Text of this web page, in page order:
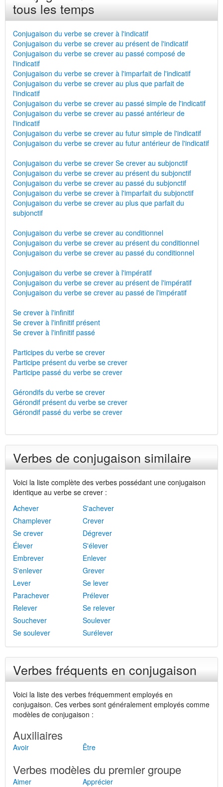
tous les temps
Conjugaison du verbe se crever à l'indicatif
Conjugaison du verbe se crever au présent de l'indicatif
Conjugaison du verbe se crever au passé composé de
l'indicatif
Conjugaison du verbe se crever à l'imparfait de l'indicatif
Conjugaison du verbe se crever au plus que parfait de
l'indicatif
Conjugaison du verbe se crever au passé simple de l'indicatif
Conjugaison du verbe se crever au passé antérieur de
l'indicatif
Conjugaison du verbe se crever au futur simple de l'indicatif
Conjugaison du verbe se crever au futur antérieur de l'indicatif
Conjugaison du verbe se crever Se crever au subjonctif
Conjugaison du verbe se crever au présent du subjonctif
Conjugaison du verbe se crever au passé du subjonctif
Conjugaison du verbe se crever à l'imparfait du subjonctif
Conjugaison du verbe se crever au plus que parfait du
subjonctif
Conjugaison du verbe se crever au conditionnel
Conjugaison du verbe se crever au présent du conditionnel
Conjugaison du verbe se crever au passé du conditionnel
Conjugaison du verbe se crever à l'impératif
Conjugaison du verbe se crever au présent de l'impératif
Conjugaison du verbe se crever au passé de l'impératif
Se crever à l'infinitif
Se crever à l'infinitif présent
Se crever à l'infinitif passé
Participes du verbe se crever
Participe présent du verbe se crever
Participe passé du verbe se crever
Gérondifs du verbe se crever
Gérondif présent du verbe se crever
Gérondif passé du verbe se crever
Verbes de conjugaison similaire
Voici la liste complète des verbes possédant une conjugaison
identique au verbe se crever :
Achever
S'achever
Champlever
Crever
Se crever
Dégrever
Élever
S'élever
Embrever
Enlever
S'enlever
Grever
Lever
Se lever
Parachever
Prélever
Relever
Se relever
Souchever
Soulever
Se soulever
Surélever
Verbes fréquents en conjugaison
Voici la liste des verbes fréquemment employés en
conjugaison. Ces verbes sont généralement employés comme
modèles de conjugaison :
Auxiliaires
Avoir Être
Verbes modèles du premier groupe
Aimer
Apprécier